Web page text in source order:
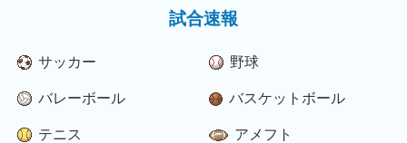
試合速報
サッカー 野球
バレーボール バスケットボール
テニス アメフト